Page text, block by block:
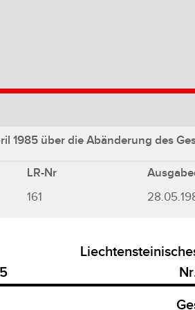
1985 über die Abänderung des
LR-Nr
161